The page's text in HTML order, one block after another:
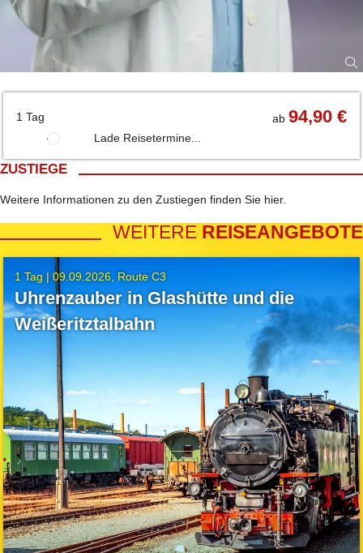
1 Tag ab94,90 €
Lade Reisetermine...
ZUSTIEGE
Weitere Informationen zu den Zustiegen finden Sie hier.
WEITERE REISEANGEBOTE
1 Tag |09.09.2026 Route C3
Uhrenzauber in Glashütte und die
Weißeritztalbahn